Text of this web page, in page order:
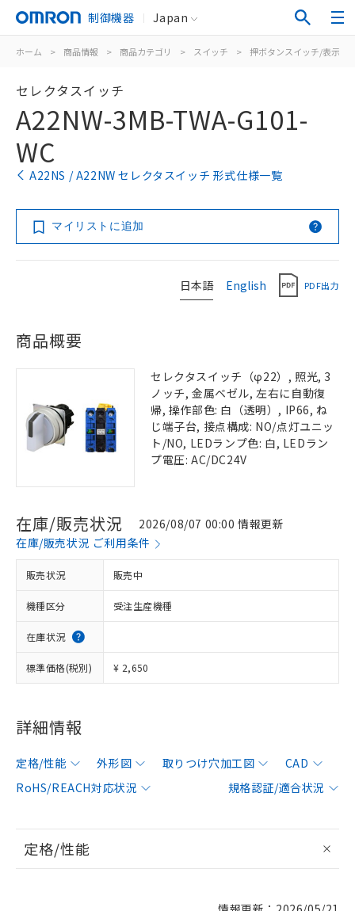
制御機器 Japan
ホーム > 商品情報 > 商品カテゴリ > スイッチ > 押ボタンスイッチ/表示灯
セレクタスイッチ
A22NW-3MB-TWA-G101-
WC
A22NS / A22NW セレクタスイッチ 形式仕様一覧
マイリストに追加
日本語 English PDF出力
商品概要
セレクタスイッチ（φ22）, 照光, 3
ノッチ, 金属ベゼル, 左右に自動復
帰, 操作部色: 白（透明）, IP66, ね
じ端子台, 接点構成: NO/点灯ユニッ
ト/NO, LEDランプ色: 白, LEDラン
プ電圧: AC/DC24V
在庫/販売状況
2026/08/07 00:00 情報更新
在庫/販売状況 ご利用条件
販売状況 販売中
機種区分 受注生産機種
在庫状況
標準価格(税別) ¥ 2,650
詳細情報
定格/性能 外形図 取りつけ穴加工図
CAD
RoHS/REACH対応状況
規格認証/適合状況
定格/性能